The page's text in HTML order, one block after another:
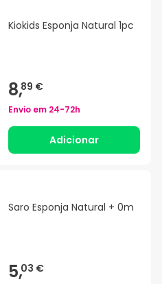
Kiokids Esponja Natural 1pc
8,89 €
Envio em 24-72h
Adicionar
Saro Esponja Natural + 0m
5,03 €